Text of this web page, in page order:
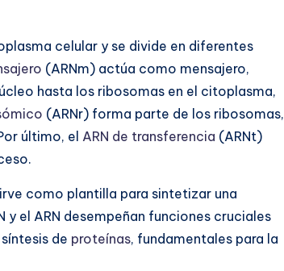
celular y se divide en diferentes
(ARNm) actúa como mensajero,
hasta los ribosomas en el citoplasma,
(ARNr) forma parte de los ribosomas,
último, el ARN de transferencia (ARNt)
como plantilla para sintetizar una
el ARN desempeñan funciones cruciales
de proteínas, fundamentales para la